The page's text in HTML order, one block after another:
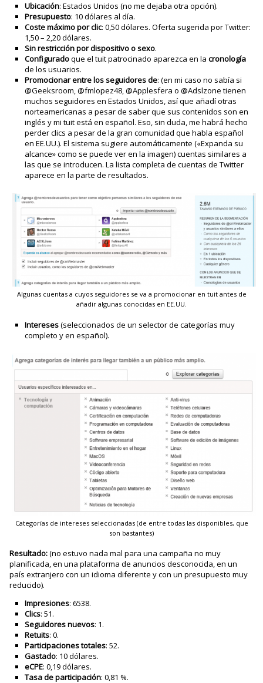
Ubicación: Estados Unidos (no me dejaba otra opción).
Presupuesto: 10 dólares al día.
Coste máximo por clic: 0,50 dólares. Oferta sugerida por Twitter:
1,50 – 2,20 dólares.
Sin restricción por dispositivo o sexo.
Configuradoque el tuit patrocinado aparezca en lacronología
de los usuarios.
Promocionar entre los seguidores de: (en mi caso no sabía si
@Geeksroom, @fmlopez48, @Applesfera o @Adslzone tienen
muchos seguidores en Estados Unidos, así que añadí otras
norteamericanas a pesar de saber que sus contenidos son en
inglés y mi tuit está en español. Eso, sin duda, me habrá hecho
perder clics a pesar de la gran comunidad que habla español
en EE.UU.). El sistema sugiere automáticamente («Expanda su
alcance» como se puede ver en la imagen) cuentas similares a
las que se introducen. La lista completa de cuentas de Twitter
aparece en la parte de resultados.
Algunas cuentas a cuyos seguidores se va a promocionar en tuit antes de
añadir algunas conocidas en EE.UU.
Intereses(seleccionados de un selector de categorías muy
completo y en español).
Categorías de intereses seleccionadas (de entre todas las disponibles, que
son bastantes)
Resultado:(no estuvo nada mal para una campaña no muy
planificada, en una plataforma de anuncios desconocida, en un
país extranjero con un idioma diferente y con un presupuesto muy
reducido).
Impresiones: 6538.
Clics: 51.
Seguidores nuevos: 1.
Retuits: 0.
Participaciones totales: 52.
Gastado: 10 dólares.
eCPE: 0,19 dólares.
Tasa de participación: 0,81 %.